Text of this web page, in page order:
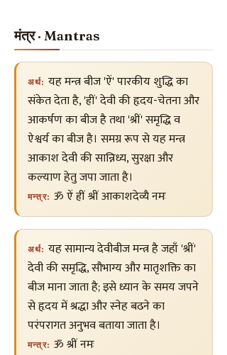
मंत्र · Mantras
अर्थ: यह मन्त्र बीज 'ऐं' पारकीय शुद्धि का
संकेत देता है, 'ह्रीं' देवी की हृदय-चेतना और
आकर्षण का बीज है तथा 'श्रीं' समृद्धि व
ऐश्वर्य का बीज है। समग्र रूप से यह मन्त्र
आकाश देवी की सान्निध्य, सुरक्षा और
कल्याण हेतु जपा जाता है।
मन्त्र: ॐ ऐं ह्रीं श्रीं आकाशदेव्यै नमः
अर्थ: यह सामान्य देवीबीज मन्त्र है जहाँ 'श्रीं'
देवी की समृद्धि, सौभाग्य और मातृशक्ति का
बीज माना जाता है; इसे ध्यान के समय जपने
से हृदय में श्रद्धा और स्नेह बढने का
परंपरागत अनुभव बताया जाता है।
मन्त्र: ॐ श्रीं नमः